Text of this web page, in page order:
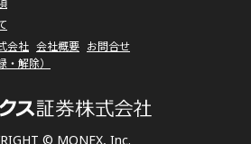
© MONEX, Inc.
会社 会社概要 お問合せ
解除）